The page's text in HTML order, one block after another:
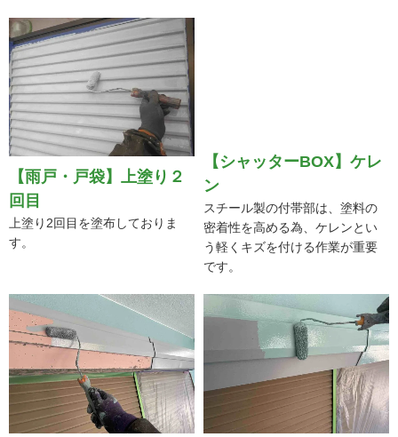
【雨戸・戸袋】上塗り２
回目
上塗り2回目を塗布しておりま
す。
【シャッターBOX】ケレ
ン
スチール製の付帯部は、塗料の
密着性を高める為、ケレンとい
う軽くキズを付ける作業が重要